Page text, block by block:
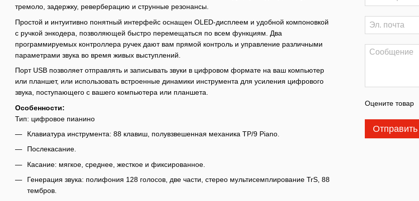
тремоло, задержку, реверберацию и струнные резонансы.
Простой и интуитивно понятный интерфейс оснащен OLED-дисплеем и удобной компоновкой
с ручкой энкодера, позволяющей быстро перемещаться по всем функциям. Два
программируемых контроллера ручек дают вам прямой контроль и управление различными
параметрами звука во время живых выступлений.
Порт USB позволяет отправлять и записывать звуки в цифровом формате на ваш компьютер
или планшет, или использовать встроенные динамики инструмента для усиления цифрового
звука, поступающего с вашего компьютера или планшета.
Особенности:
Тип: цифровое пианино
Клавиатура инструмента: 88 клавиш, полувзвешенная механика TP/9 Piano.
Послекасание.
Касание: мягкое, среднее, жесткое и фиксированное.
Генерация звука: полифония 128 голосов, две части, стерео мультисемплирование TrS, 88
тембров.
Оцените товар
Отправить